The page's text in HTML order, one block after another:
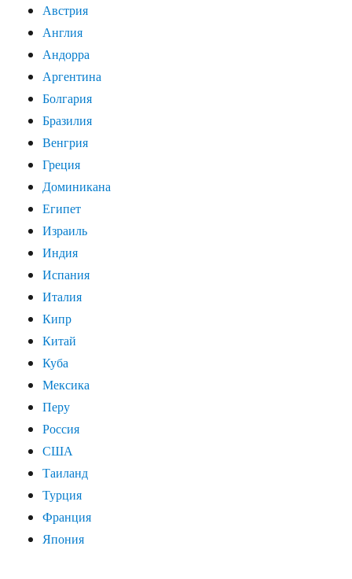
Австрия
Англия
Андорра
Аргентина
Болгария
Бразилия
Венгрия
Греция
Доминикана
Египет
Израиль
Индия
Испания
Италия
Кипр
Китай
Куба
Мексика
Перу
Россия
США
Таиланд
Турция
Франция
Япония